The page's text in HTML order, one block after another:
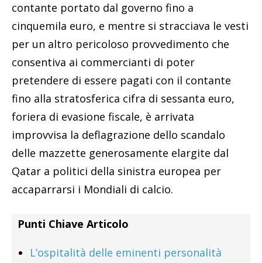
contante portato dal governo fino a
cinquemila euro, e mentre si stracciava le vesti
per un altro pericoloso provvedimento che
consentiva ai commercianti di poter
pretendere di essere pagati con il contante
fino alla stratosferica cifra di sessanta euro,
foriera di evasione fiscale, è arrivata
improvvisa la deflagrazione dello scandalo
delle mazzette generosamente elargite dal
Qatar a politici della sinistra europea per
accaparrarsi i Mondiali di calcio.
Punti Chiave Articolo
L’ospitalità delle eminenti personalità